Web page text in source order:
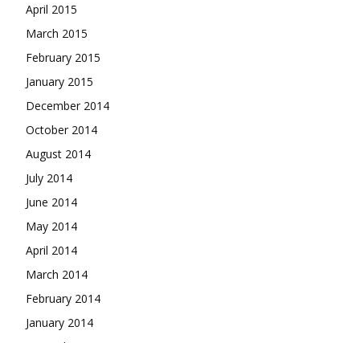
April 2015
March 2015
February 2015
January 2015
December 2014
October 2014
August 2014
July 2014
June 2014
May 2014
April 2014
March 2014
February 2014
January 2014